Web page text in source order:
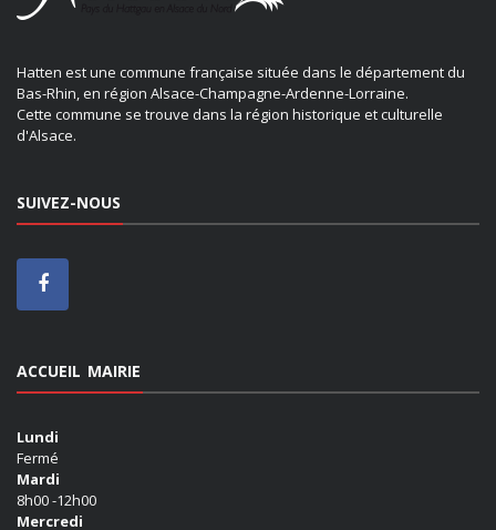
Hatten est une commune française située dans le département du
Bas-Rhin, en région Alsace-Champagne-Ardenne-Lorraine.
Cette commune se trouve dans la région historique et culturelle
d'Alsace.
SUIVEZ-NOUS
ACCUEIL MAIRIE
Lundi
Fermé
Mardi
8h00 -12h00
Mercredi